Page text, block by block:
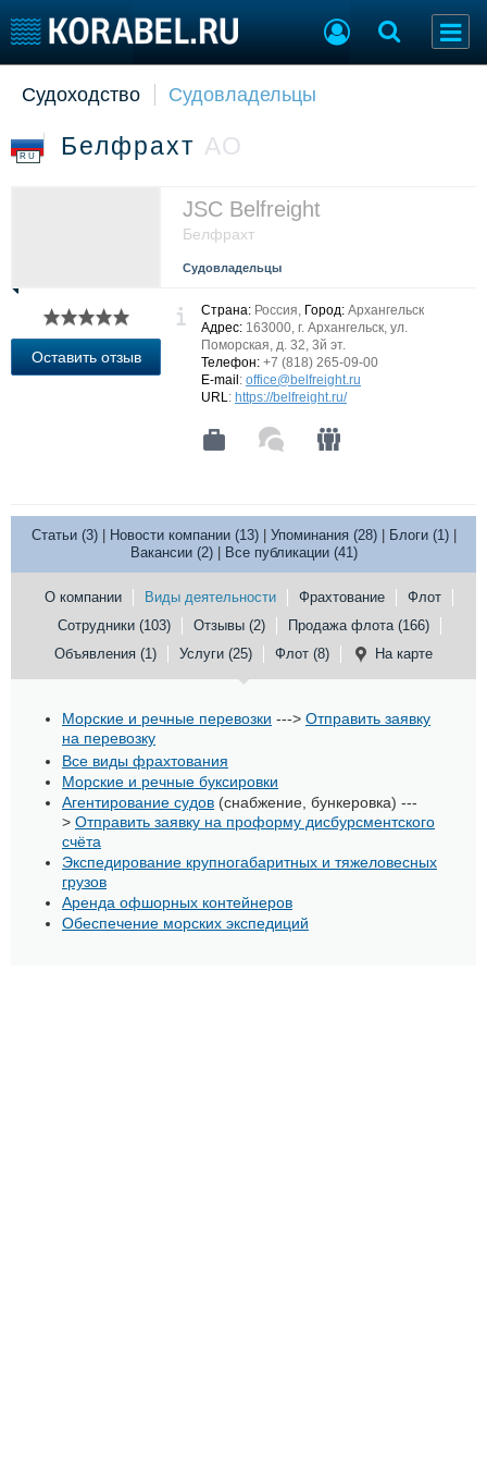
Судостроение
Новости
Реклама
Торговая площадка
Продажа флота
Изделия
Материалы
Конференции
Выставки и семинары
Флот
Галерея флота
Форум
Отзывы
Судоходство Судовладельцы
RU Белфрахт АО
JSC Belfreight
Белфрахт
Судовладельцы
Оставить отзыв
Страна: Россия, Город: Архангельск
Адрес: 163000, г. Архангельск, ул.
Поморская, д. 32, 3й эт.
Телефон: +7 (818) 265-09-00
E-mail : office@belfreight.ru
URL: https://belfreight.ru/
Статьи (3)| Новости компании (13)| Упоминания (28)| Блоги (1)|
Вакансии (2)| Все публикации (41)
О компании Виды деятельности Фрахтование
Флот
Сотрудники (103)
Отзывы (2)
Продажа флота (166)
Объявления (1)
Услуги (25) Флот (8) На карте
Морские и речные перевозки ---> Отправить заявку
на перевозку
Все виды фрахтования
Морские и речные буксировки
Агентирование судов (снабжение, бункеровка) ---
> Отправить заявку на проформу дисбурсментского
счёта
Экспедирование крупногабаритных и тяжеловесных
грузов
Аренда офшорных контейнеров
Обеспечение морских экспедиций